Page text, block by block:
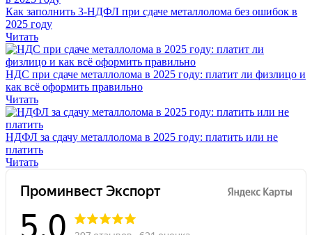
Как заполнить 3-НДФЛ при сдаче металлолома без ошибок в
2025 году
Читать
НДС при сдаче металлолома в 2025 году: платит ли физлицо и
как всё оформить правильно
Читать
НДФЛ за сдачу металлолома в 2025 году: платить или не
платить
Читать